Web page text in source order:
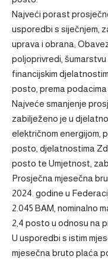
Najveći porast
usporedbi s siječnjem,
uprava i obrana;
poljoprivredi,
financijskim
posto, prema
Najveće smanjenje
zabilježeno je u
električnom energijom,
posto, djelatnostima
posto te Umjetnost,
Prosječna mjesečna
2024. godine u
2.045 BAM, nominalno
2,4 posto u odnosu na
U usporedbi s istim
mjesečna bruto plaća